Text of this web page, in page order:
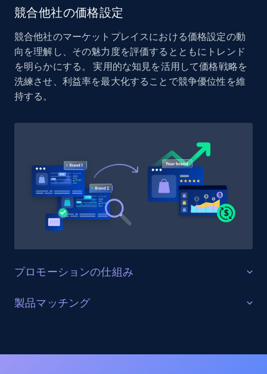
Reviews count shop, Reviews count item, Initial
1.9K+ 323+ 今すぐ始める
URL, Product id, Listing inventory id, Title, Rating,
Reviews count shop, Reviews count item, Initial
price, and more.
1.9K+ 323+ 今すぐ始める
Reviews count shop, Reviews count item, Initial
price, and more.
競合他社の価格設定
競合他社のマーケットプレイスにおける価格設定の動
向を理解し、その魅力度を評価するとともにトレンド
を明らかにする。 実用的な知見を活用して価格戦略を
洗練させ、利益率を最大化することで競争優位性を維
持する。
プロモーションの仕組み
販売を最適化する
測定する。効果的なプロモーション戦術と新興トレン
製品マッチング
SKUやバリエーションを複数チャネルで最適化し、製品